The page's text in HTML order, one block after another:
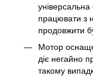
працювати з
продовжити
Мотор
діє негайно
такому